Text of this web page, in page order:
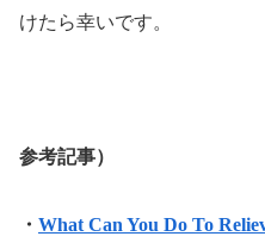
けたら幸いです。
参考記事）
・ What Can You Do To